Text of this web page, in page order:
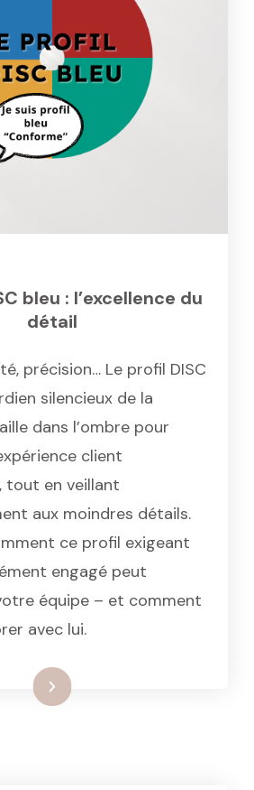
bleu : l’excellence du
détail
précision… Le profil DISC
silencieux de la
dans l’ombre pour
client
tout en veillant
aux moindres détails.
ce profil exigeant
engagé peut
équipe – et comment
avec lui.
la suite: Le profil DISC bleu :